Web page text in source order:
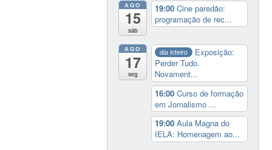
AGO
15
sáb
19:00Cine paredão:
programação de rec...
AGO
17
seg
dia inteiro
Exposição:
Perder Tudo.
Novament...
16:00Curso de formação
em Jornalismo ...
19:00Aula Magna do
IELA: Homenagem ao...